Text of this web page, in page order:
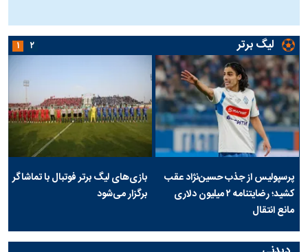
لیگ برتر
پرسپولیس از جذب حسین‌نژاد عقب
کشید؛ رضایتنامه ۲ میلیون دلاری
مانع انتقال
بازی‌های لیگ برتر فوتبال با تماشاگر
برگزار می‌شود
۱ ۲